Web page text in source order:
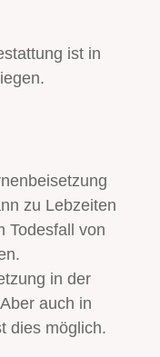
ist in
zu Lebzeiten
Todesfall von
in der
auch in
dies möglich.